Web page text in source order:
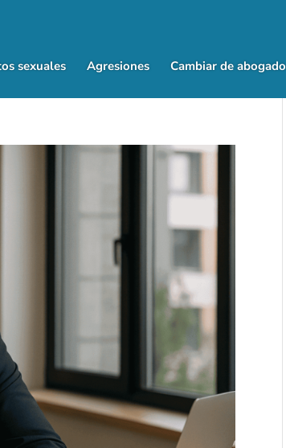
sexuales Agresiones Cambiar de abogado